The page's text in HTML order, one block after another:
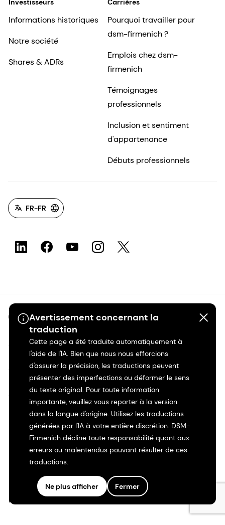
Avertissement concernant la
traduction
Cette page a été traduite automatiquement à
l'aide de l'IA. Bien que nous nous efforcions
d'assurer la précision, les traductions peuvent
présenter des imperfections ou déformer le sens
du texte original. Pour toute information
importante, veuillez vous reporter à la version
dans la langue d'origine. Utilisez les traductions
générées par l'IA à votre entière discrétion. DSM-
Firmenich décline toute responsabilité quant aux
erreurs ou malentendus pouvant résulter de ces
traductions.
Ne plus afficher Fermer
Investisseurs
Informations historiques
Notre société
Shares & ADRs
Carrières
Pourquoi travailler pour
dsm-firmenich ?
Emplois chez dsm-
firmenich
Témoignages
professionnels
Inclusion et sentiment
d'appartenance
Débuts professionnels
FR-FR
©2026 dsm-firmenich. Tous droits réservés.
Avis de confidentialité
Conditions d'utilisation
Conditions d'utilisation
Transparence en Californie
Déclaration d'accessibilité
Informations juridiques
Plan du site